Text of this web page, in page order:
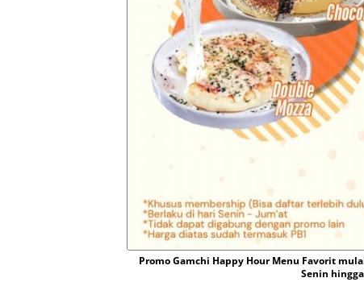
Promo Gamchi Happy Hour Menu Favorit
Senin